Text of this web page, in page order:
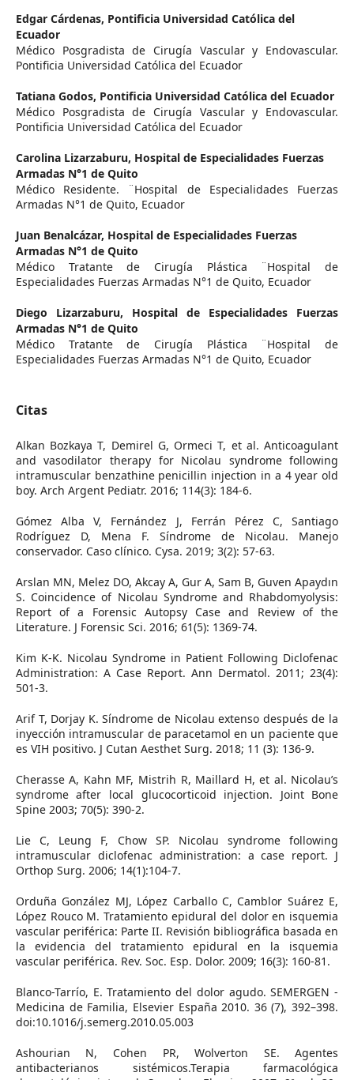
Edgar Cárdenas, Pontificia Universidad Católica del
Ecuador
Médico Posgradista de Cirugía Vascular y Endovascular.
Pontificia Universidad Católica del Ecuador
Tatiana Godos, Pontificia Universidad Católica del Ecuador
Médico Posgradista de Cirugía Vascular y Endovascular.
Pontificia Universidad Católica del Ecuador
Carolina Lizarzaburu, Hospital de Especialidades Fuerzas
Armadas N°1 de Quito
Médico Residente. ¨Hospital de Especialidades Fuerzas
Armadas N°1 de Quito, Ecuador
Juan Benalcázar, Hospital de Especialidades Fuerzas
Armadas N°1 de Quito
Médico Tratante de Cirugía Plástica ¨Hospital de
Especialidades Fuerzas Armadas N°1 de Quito, Ecuador
Diego Lizarzaburu, Hospital de Especialidades Fuerzas
Armadas N°1 de Quito
Médico Tratante de Cirugía Plástica ¨Hospital de
Especialidades Fuerzas Armadas N°1 de Quito, Ecuador
Citas
Alkan Bozkaya T, Demirel G, Ormeci T, et al. Anticoagulant
and vasodilator therapy for Nicolau syndrome following
intramuscular benzathine penicillin injection in a 4 year old
boy. Arch Argent Pediatr. 2016; 114(3): 184-6.
Gómez Alba V, Fernández J, Ferrán Pérez C, Santiago
Rodríguez D, Mena F. Síndrome de Nicolau. Manejo
conservador. Caso clínico. Cysa. 2019; 3(2): 57-63.
Arslan MN, Melez DO, Akcay A, Gur A, Sam B, Guven Apaydın
S. Coincidence of Nicolau Syndrome and Rhabdomyolysis:
Report of a Forensic Autopsy Case and Review of the
Literature. J Forensic Sci. 2016; 61(5): 1369-74.
Kim K-K. Nicolau Syndrome in Patient Following Diclofenac
Administration: A Case Report. Ann Dermatol. 2011; 23(4):
501-3.
Arif T, Dorjay K. Síndrome de Nicolau extenso después de la
inyección intramuscular de paracetamol en un paciente que
es VIH positivo. J Cutan Aesthet Surg. 2018; 11 (3): 136-9.
Cherasse A, Kahn MF, Mistrih R, Maillard H, et al. Nicolau’s
syndrome after local glucocorticoid injection. Joint Bone
Spine 2003; 70(5): 390-2.
Lie C, Leung F, Chow SP. Nicolau syndrome following
intramuscular diclofenac administration: a case report. J
Orthop Surg. 2006; 14(1):104-7.
Orduña González MJ, López Carballo C, Camblor Suárez E,
López Rouco M. Tratamiento epidural del dolor en isquemia
vascular periférica: Parte II. Revisión bibliográfica basada en
la evidencia del tratamiento epidural en la isquemia
vascular periférica. Rev. Soc. Esp. Dolor. 2009; 16(3): 160-81.
Blanco-Tarrío, E. Tratamiento del dolor agudo. SEMERGEN -
Medicina de Familia, Elsevier España 2010. 36 (7), 392–398.
doi:10.1016/j.semerg.2010.05.003
Ashourian N, Cohen PR, Wolverton SE. Agentes
antibacterianos sistémicos.Terapia farmacológica